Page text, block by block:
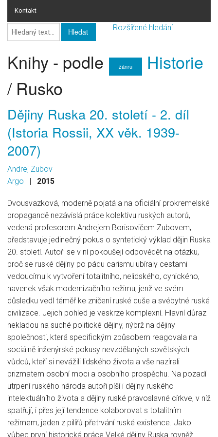
Kontakt
Online rating
Seznam žánrů
Knihy
HI-FI
Pro firmy
Rozšířené hledání
Knihy - podle žánru
Historie
/ Rusko
Dějiny Ruska 20. století - 2. díl
(Istoria Rossii, XX věk. 1939-
2007)
Andrej Zubov
Argo | 2015
Dvousvazková, moderně pojatá a na oficiální prokremelské
propagandě nezávislá práce kolektivu ruských autorů,
vedená profesorem Andrejem Borisovičem Zubovem,
představuje jedinečný pokus o syntetický výklad dějin Ruska
20. století. Autoři se v ní pokoušejí odpovědět na otázku,
proč se ruské dějiny po pádu carismu ubíraly cestami
vedoucímu k vytvoření totalitního, nelidského, cynického,
navenek však modernizačního režimu, jenž ve svém
důsledku vedl téměř ke zničení ruské duše a svébytné ruské
civilizace. Jejich pohled je veskrze komplexní. Hlavní důraz
nekladou na suché politické dějiny, nýbrž na dějiny
společnosti, která specifickým způsobem reagovala na
sociálně inženýrské pokusy nevzdělaných sovětských
vůdců, kteří si nevážili lidského života a vše nazírali
prizmatem osobní moci a osobního prospěchu. Na pozadí
utrpení ruského národa autoři píší i dějiny ruského
intelektuálního života a dějiny ruské pravoslavné církve, v níž
spatřují, i přes její tendence kolaborovat s totalitním
režimem, jeden z pilířů přetrvání ruské existence. Jako
vůbec první historická práce Velké dějiny Ruska rovněž